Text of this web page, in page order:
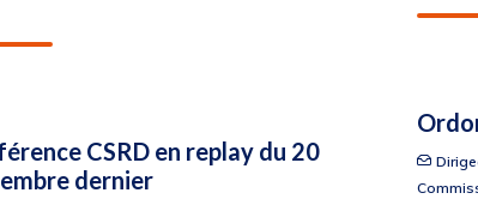
CSRD en replay du 20
dernier